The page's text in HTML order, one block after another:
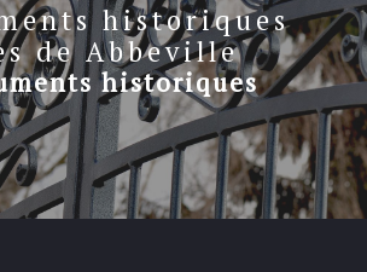
historiques
de Abbeville
historiques